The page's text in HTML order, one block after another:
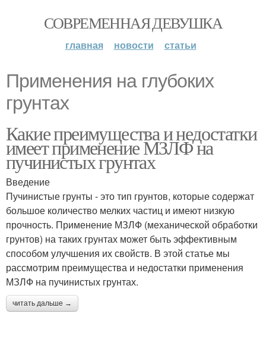
СОВРЕМЕННАЯ ДЕВУШКА
главная новости статьи
Применения на глубоких
грунтах
Какие преимущества и недостатки
имеет применение МЗЛФ на
пучинистых грунтах
Введение
Пучинистые грунты - это тип грунтов, которые содержат
большое количество мелких частиц и имеют низкую
прочность. Применение МЗЛФ (механической обработки
грунтов) на таких грунтах может быть эффективным
способом улучшения их свойств. В этой статье мы
рассмотрим преимущества и недостатки применения
МЗЛФ на пучинистых грунтах.
читать дальше →